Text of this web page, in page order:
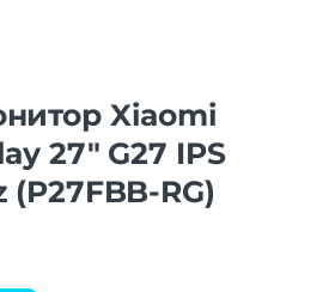
Xiaomi
27″ G27 IPS
(P27FBB-RG)